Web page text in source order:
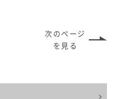
次のページ
を見る